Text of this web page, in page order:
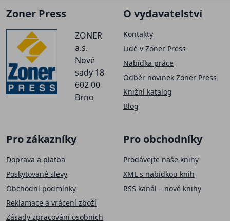
Zoner Press
ZONER
a.s.
Nové
sady 18
602 00
Brno
O vydavatelství
Kontakty
Lidé v Zoner Press
Nabídka práce
Odběr novinek Zoner Press
Knižní katalog
Blog
Pro zákazníky
Doprava a platba
Poskytované slevy
Obchodní podmínky
Reklamace a vrácení zboží
Zásady zpracování osobních
Pro obchodníky
Prodávejte naše knihy
XML s nabídkou knih
RSS kanál – nové knihy